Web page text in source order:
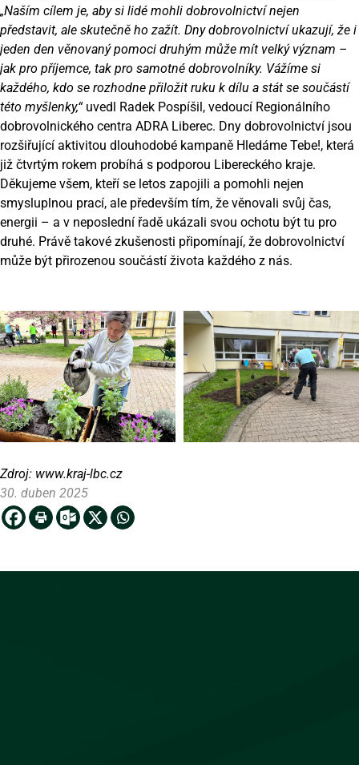
„Naším cílem je, aby si lidé mohli dobrovolnictví nejen
představit, ale skutečně ho zažít. Dny dobrovolnictví ukazují, že i
jeden den věnovaný pomoci druhým může mít velký význam –
jak pro příjemce, tak pro samotné dobrovolníky. Vážíme si
každého, kdo se rozhodne přiložit ruku k dílu a stát se součástí
této myšlenky,“uvedl Radek Pospíšil, vedoucí Regionálního
dobrovolnického centra ADRA Liberec. Dny dobrovolnictví jsou
rozšiřující aktivitou dlouhodobé kampaně Hledáme Tebe!, která
již čtvrtým rokem probíhá s podporou Libereckého kraje.
Děkujeme všem, kteří se letos zapojili a pomohli nejen
smysluplnou prací, ale především tím, že věnovali svůj čas,
energii – a v neposlední řadě ukázali svou ochotu být tu pro
druhé. Právě takové zkušenosti připomínají, že dobrovolnictví
může být přirozenou součástí života každého z nás.
Zdroj: www.kraj-lbc.cz
30. duben 2025